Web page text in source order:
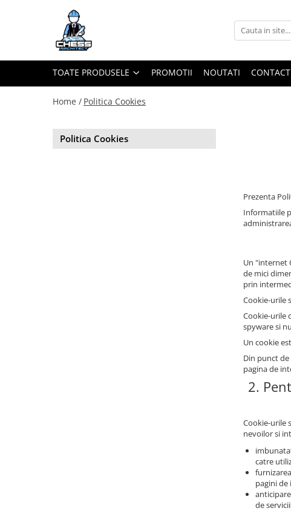
Toate Produsele
Accesorii tabla
TOATE PRODUSELE PROMOTII NOUTATI CONTACT
Home / Politica Cookies
Prezenta
Informatiile
Un "internet
de mici
prin
Cookie-urile
Cookie-urile
spyware si
Un cookie
Din punct
pagina de
2.
Cookie-urile
nevoilor si
catre
pagini
de
Politica Cookies